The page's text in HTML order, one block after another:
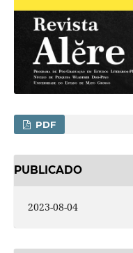
PDF
PUBLICADO
2023-08-04